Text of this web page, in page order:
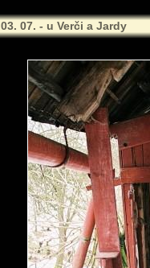
03. 07. - u Verči a Jardy